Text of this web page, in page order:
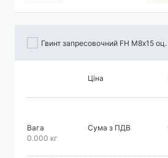
Гвинт запресовочний FH М8х15 оц.
Ціна
Вага
0.000 кг
Сума з ПДВ